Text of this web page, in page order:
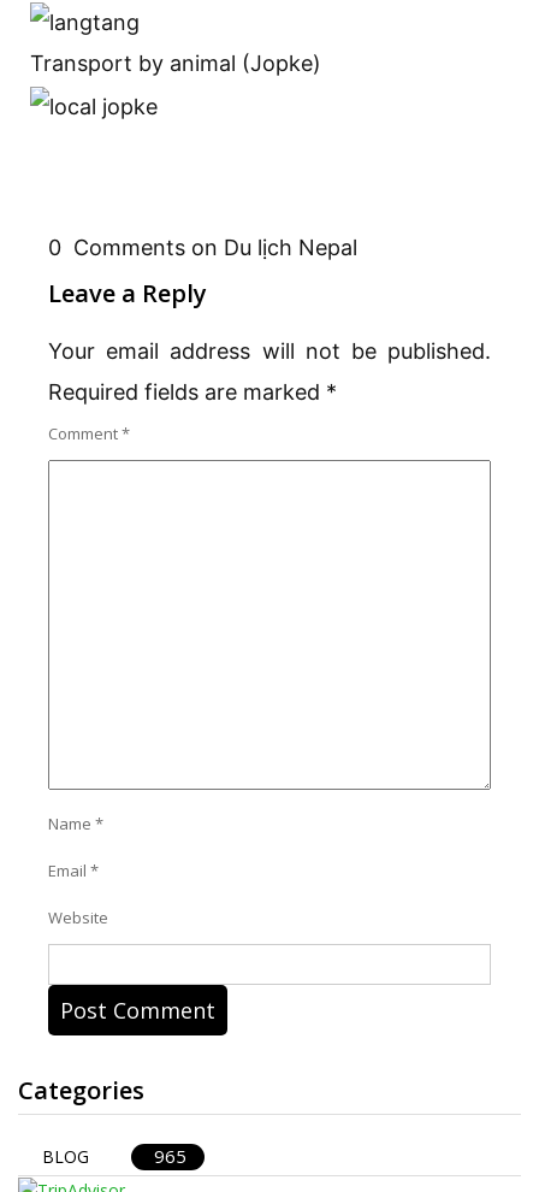
Transport by animal (Jopke)
0 Comments on Du lịch Nepal
Leave a Reply
Your email address will not be published.
Required fields are marked *
Comment*
Name *
Email *
Website
Categories
BLOG 965